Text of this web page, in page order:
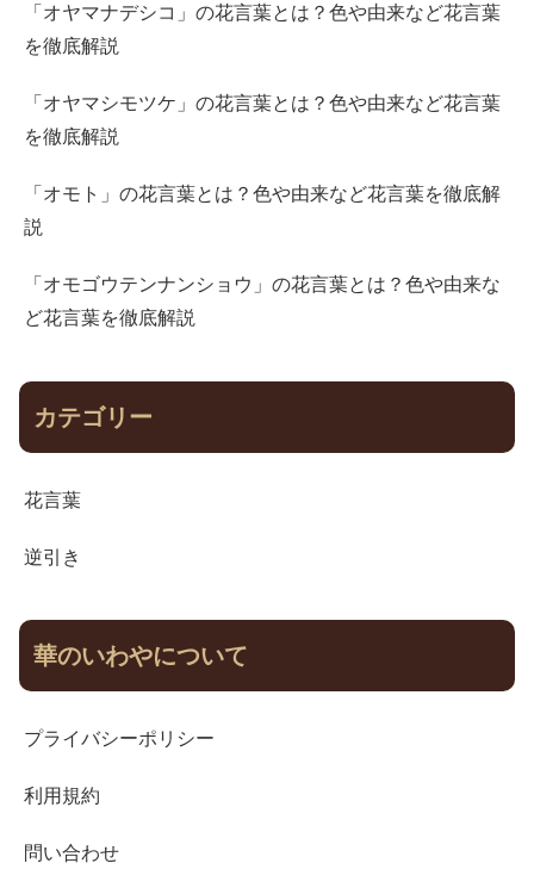
「オヤマナデシコ」の花言葉とは？色や由来など花言葉
を徹底解説
「オヤマシモツケ」の花言葉とは？色や由来など花言葉
を徹底解説
「オモト」の花言葉とは？色や由来など花言葉を徹底解
説
「オモゴウテンナンショウ」の花言葉とは？色や由来な
ど花言葉を徹底解説
カテゴリー
花言葉
逆引き
華のいわやについて
プライバシーポリシー
利用規約
問い合わせ